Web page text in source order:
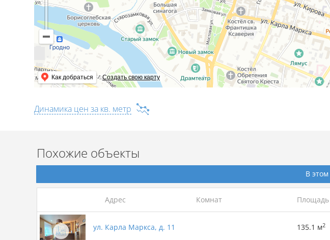
Как добраться Создать свою карту
Динамика цен за кв. метр
Похожие объекты
В
Адрес Комнат Площадь
ул. Карла Маркса, д. 11 135.1 м2